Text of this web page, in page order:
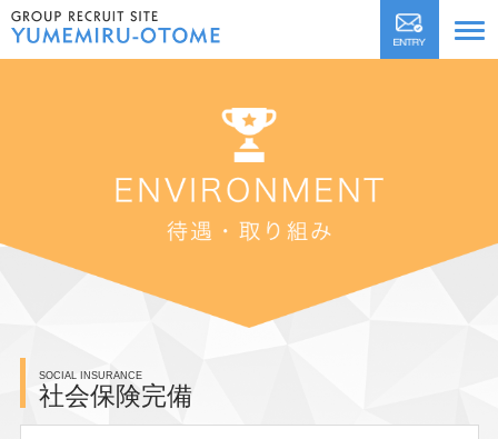
SOCIAL INSURANCE
社会保険完備